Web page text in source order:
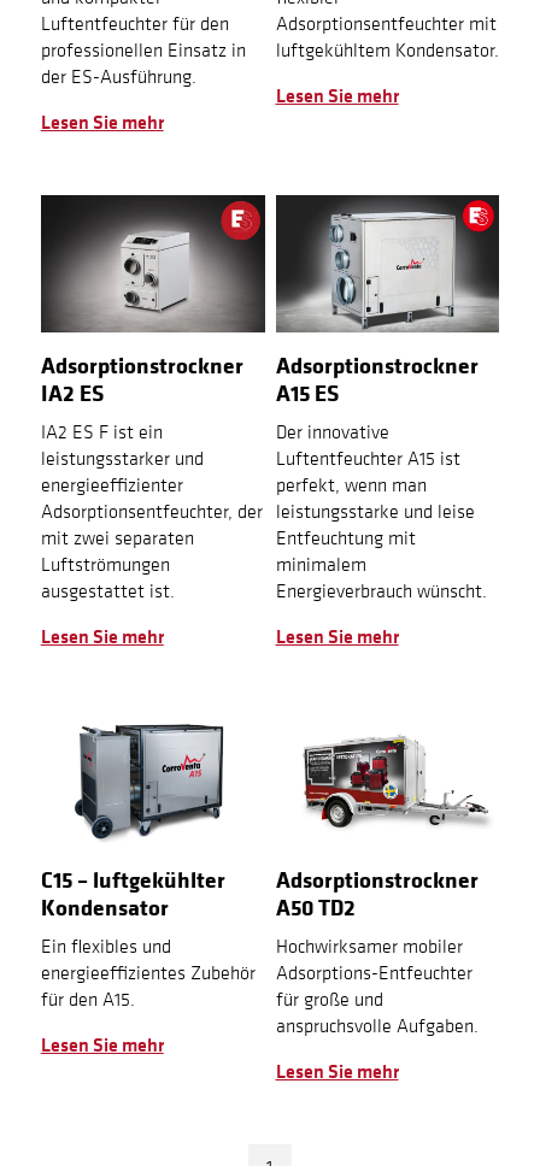
Luftentfeuchter für den
professionellen Einsatz in
der ES-Ausführung.
Lesen Sie mehr
Adsorptionsentfeuchter mit
luftgekühltem Kondensator.
Lesen Sie mehr
Adsorptionstrockner
IA2 ES
IA2 ES F ist ein
leistungsstarker und
energieeffizienter
Adsorptionsentfeuchter, der
mit zwei separaten
Luftströmungen
ausgestattet ist.
Lesen Sie mehr
Adsorptionstrockner
A15 ES
Der innovative
Luftentfeuchter A15 ist
perfekt, wenn man
leistungsstarke und leise
Entfeuchtung mit
minimalem
Energieverbrauch wünscht.
Lesen Sie mehr
C15 – luftgekühlter
Kondensator
Ein flexibles und
energieeffizientes Zubehör
für den A15.
Lesen Sie mehr
Adsorptionstrockner
A50 TD2
Hochwirksamer mobiler
Adsorptions-Entfeuchter
für große und
anspruchsvolle Aufgaben.
Lesen Sie mehr